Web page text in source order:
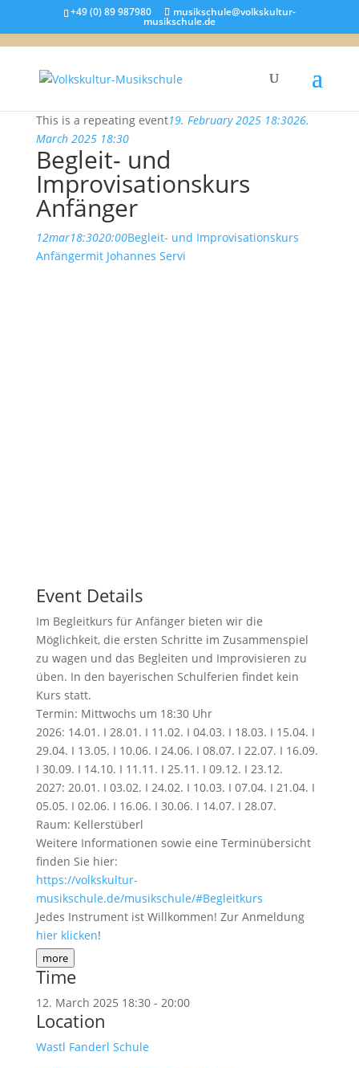
+49 (0) 89 987980 musikschule@volkskultur-
musikschule.de
This is a repeating event19. February 2025 18:3026.
March 2025 18:30
Begleit- und
Improvisationskurs
Anfänger
12mar18:3020:00Begleit- und Improvisationskurs
Anfängermit Johannes Servi
Event Details
Im Begleitkurs für Anfänger bieten wir die
Möglichkeit, die ersten Schritte im Zusammenspiel
zu wagen und das Begleiten und Improvisieren zu
üben. In den bayerischen Schulferien findet kein
Kurs statt.
Termin: Mittwochs um 18:30 Uhr
2026: 14.01. I 28.01. I 11.02. I 04.03. I 18.03. I 15.04. I
29.04. I 13.05. I 10.06. I 24.06. I 08.07. I 22.07. I 16.09.
I 30.09. I 14.10. I 11.11. I 25.11. I 09.12. I 23.12.
2027: 20.01. I 03.02. I 24.02. I 10.03. I 07.04. I 21.04. I
05.05. I 02.06. I 16.06. I 30.06. I 14.07. I 28.07.
Raum: Kellerstüberl
Weitere Informationen sowie eine Terminübersicht
finden Sie hier:
https://volkskultur-
musikschule.de/musikschule/#Begleitkurs
Jedes Instrument ist Willkommen! Zur Anmeldung
hier klicken!
more
Time
12. March 2025 18:30- 20:00
Location
Wastl Fanderl Schule